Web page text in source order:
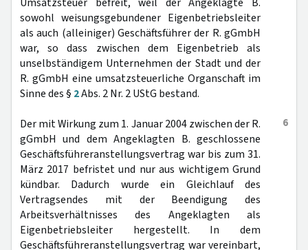
sowohl weisungsgebundener Eigenbetriebsleiter
als auch (alleiniger) Geschäftsführer der R. gGmbH
war, so dass zwischen dem Eigenbetrieb als
unselbständigem Unternehmen der Stadt und der
R. gGmbH eine umsatzsteuerliche Organschaft im
Sinne des § 2Abs. 2 Nr. 2 UStG bestand.
6
Der mit Wirkung zum 1. Januar 2004 zwischen der R.
gGmbH und dem Angeklagten B. geschlossene
Geschäftsführeranstellungsvertrag war bis zum 31.
März 2017 befristet und nur aus wichtigem Grund
kündbar. Dadurch wurde ein Gleichlauf des
Vertragsendes mit der Beendigung des
Arbeitsverhältnisses des Angeklagten als
Eigenbetriebsleiter hergestellt. In dem
Geschäftsführeranstellungsvertrag war vereinbart,